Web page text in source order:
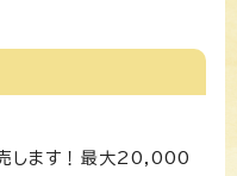
します！最大20,000